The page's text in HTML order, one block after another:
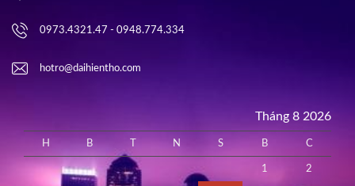
0973.4321.47 - 0948.774.334
hotro@daihientho.com
Tháng 8 2026
H B N S B C
1 2